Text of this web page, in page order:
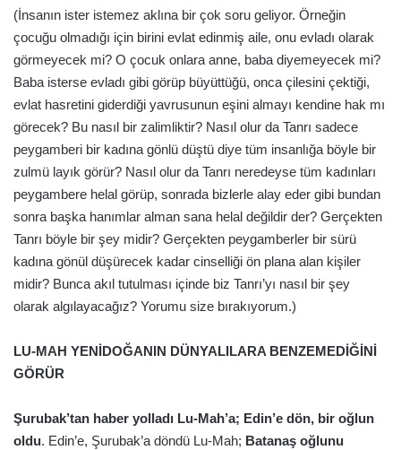
(İnsanın ister istemez aklına bir çok soru geliyor. Örneğin
çocuğu olmadığı için birini evlat edinmiş aile, onu evladı olarak
görmeyecek mi? O çocuk onlara anne, baba diyemeyecek mi?
Baba isterse evladı gibi görüp büyüttüğü, onca çilesini çektiği,
evlat hasretini giderdiği yavrusunun eşini almayı kendine hak mı
görecek? Bu nasıl bir zalimliktir? Nasıl olur da Tanrı sadece
peygamberi bir kadına gönlü düştü diye tüm insanlığa böyle bir
zulmü layık görür? Nasıl olur da Tanrı neredeyse tüm kadınları
peygambere helal görüp, sonrada bizlerle alay eder gibi bundan
sonra başka hanımlar alman sana helal değildir der? Gerçekten
Tanrı böyle bir şey midir? Gerçekten peygamberler bir sürü
kadına gönül düşürecek kadar cinselliği ön plana alan kişiler
midir? Bunca akıl tutulması içinde biz Tanrı’yı nasıl bir şey
olarak algılayacağız? Yorumu size bırakıyorum.)
LU-MAH YENİDOĞANIN DÜNYALILARA BENZEMEDİĞİNİ
GÖRÜR
Şurubak’tan haber yolladı Lu-Mah’a; Edin’e dön, bir oğlun
oldu. Edin’e, Şurubak’a döndü Lu-Mah; Batanaş oğlunu